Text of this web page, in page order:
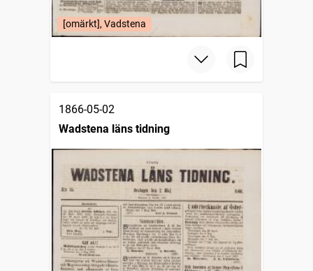
[omärkt], Vadstena
1866-05-02
Wadstena läns tidning